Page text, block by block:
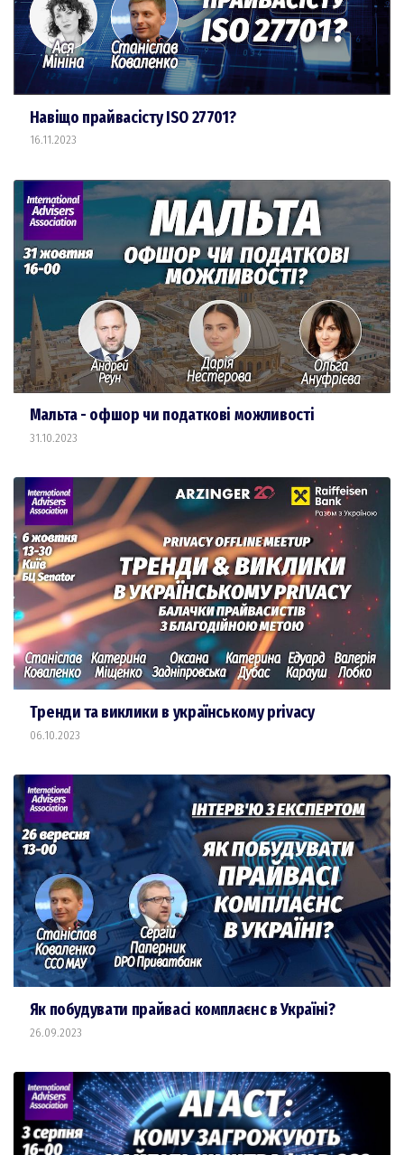
Навіщо прайвасісту ISO 27701?
16.11.2023
Мальта - офшор чи податкові можливості
31.10.2023
Тренди та виклики в українському privacy
06.10.2023
Як побудувати прайвасі комплаєнс в Україні?
26.09.2023